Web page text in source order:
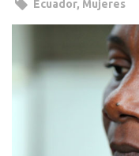
Ecuador, Mujeres